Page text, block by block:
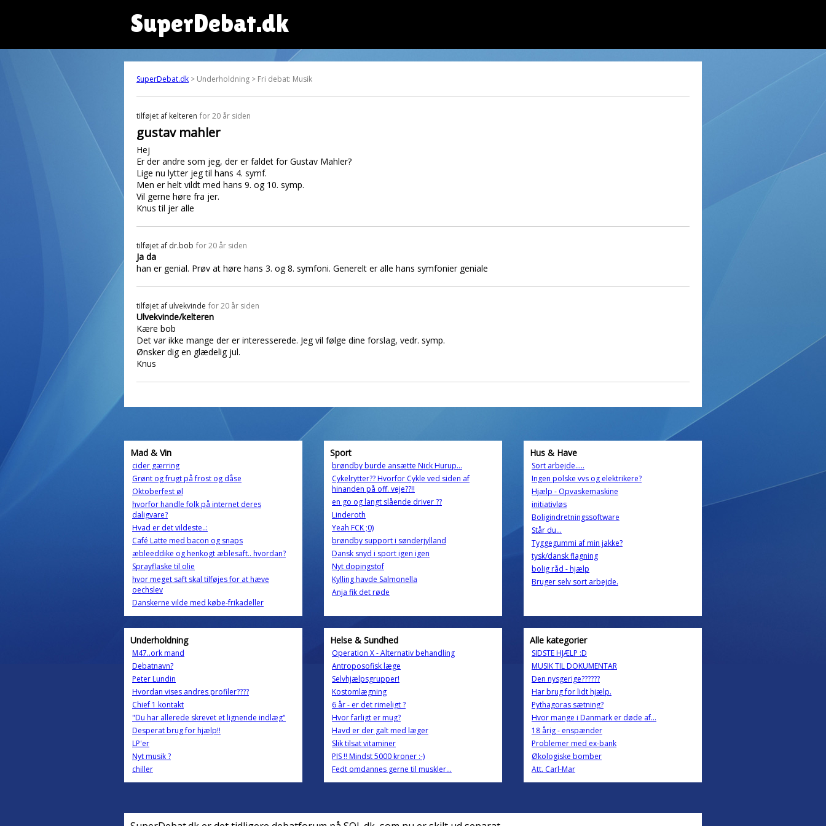
SuperDebat.dk
SuperDebat.dk > Underholdning > Fri debat: Musik
tilføjet af kelteren for 20 år siden
gustav mahler
Hej
Er der andre som jeg, der er faldet for Gustav Mahler?
Lige nu lytter jeg til hans 4. symf.
Men er helt vildt med hans 9. og 10. symp.
Vil gerne høre fra jer.
Knus til jer alle
tilføjet af dr.bob for 20 år siden
Ja da
han er genial. Prøv at høre hans 3. og 8. symfoni. Generelt er alle hans symfonier geniale
tilføjet af ulvekvinde for 20 år siden
Ulvekvinde/kelteren
Kære bob
Det var ikke mange der er interesserede. Jeg vil følge dine forslag, vedr. symp.
Ønsker dig en glædelig jul.
Knus
Mad & Vin
cider gærring
Grønt og frugt på frost og dåse
Oktoberfest øl
hvorfor handle folk på internet deres
daligvare?
Hvad er det vildeste..:
Café Latte med bacon og snaps
æbleeddike og henkogt æblesaft.. hvordan?
Sprayflaske til olie
hvor meget saft skal tilføjes for at hæve
oechslev
Danskerne vilde med købe-frikadeller
Sport
brøndby burde ansætte Nick Hurup...
Cykelrytter?? Hvorfor Cykle ved siden af
hinanden på off. veje??!!
en go og langt slående driver ??
Linderoth
Yeah FCK ;0)
brøndby support i sønderjylland
Dansk snyd i sport igen igen
Nyt dopingstof
Kylling havde Salmonella
Anja fik det røde
Hus & Have
Sort arbejde.....
Ingen polske vvs og elektrikere?
Hjælp - Opvaskemaskine
initiativløs
Boligindretningssoftware
Står du...
Tyggegummi af min jakke?
tysk/dansk flagning
bolig råd - hjælp
Bruger selv sort arbejde.
Underholdning
M47..ork mand
Debatnavn?
Peter Lundin
Hvordan vises andres profiler????
Chief 1 kontakt
"Du har allerede skrevet et lignende indlæg"
Desperat brug for hjælp!!
LP'er
Nyt musik ?
chiller
Helse & Sundhed
Operation X - Alternativ behandling
Antroposofisk læge
Selvhjælpsgrupper!
Kostomlægning
6 år - er det rimeligt ?
Hvor farligt er mug?
Havd er der galt med læger
Slik tilsat vitaminer
PIS !! Mindst 5000 kroner :-)
Fedt omdannes gerne til muskler...
Alle kategorier
SIDSTE HJÆLP :D
MUSIK TIL DOKUMENTAR
Den nysgerige??????
Har brug for lidt hjælp.
Pythagoras sætning?
Hvor mange i Danmark er døde af...
18 årig - enspænder
Problemer med ex-bank
Økologiske bomber
Att. Carl-Mar